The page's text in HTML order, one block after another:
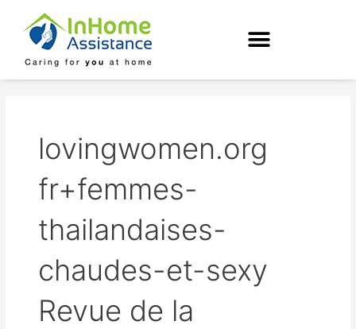
content
lovingwomen.org
fr+femmes-
thailandaises-
chaudes-et-sexy
Revue de la